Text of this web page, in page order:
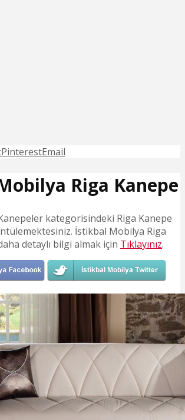
PinterestEmail
Riga Kanepe
kategorisindeki Riga Kanepe
İstikbal Mobilya Riga
detaylı bilgi almak için Tıklayınız.